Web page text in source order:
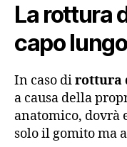
La rottura
capo lungo
In caso dirottura
a causa della
anatomico, dovrà
solo il gomito ma